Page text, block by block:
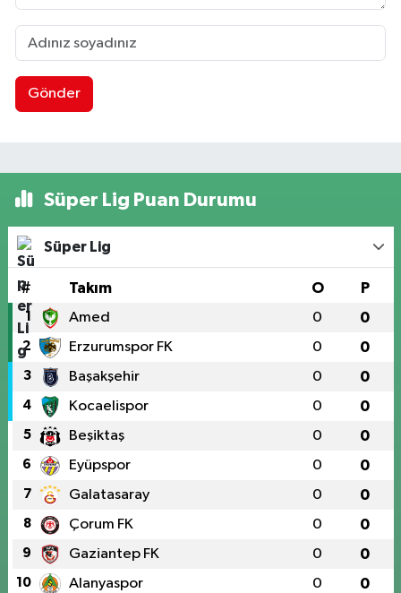
Gönder
Süper Lig Puan Durumu
Süper Lig
# Takım O P
1 Amed 0 0
2 Erzurumspor FK 0 0
3 Başakşehir 0 0
4 Kocaelispor 0 0
5 Beşiktaş 0 0
6 Eyüpspor 0 0
7 Galatasaray 0 0
8 Çorum FK 0 0
9 Gaziantep FK 0 0
10 Alanyaspor 0 0